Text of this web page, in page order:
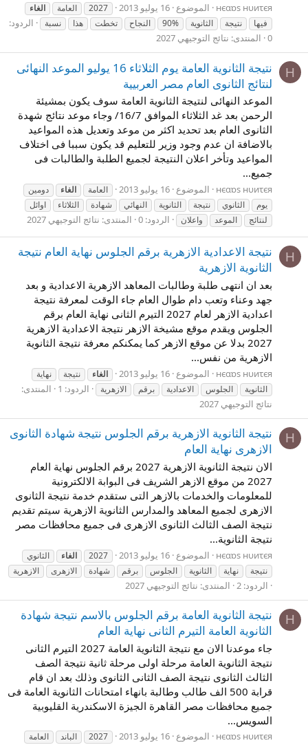
нєαɒs нυиτєя الموضوع 16 يوليو 2013 2027 العامة
الغاء
فيها
نتيجة الثانوية 90% النجاح تخطت هذا نسبة
الردود:
0 المنتدى: نتائج التوجيهي 2027
Н
نتيجة الثانوية العامة يوم الثلاثاء 16 يوليو الموعد النهائى
لنتائج الثانوى العام مصر العربيية
الموعد النهائى لنتيجة الثانوية العامة سوف يكون بمشيئة
الرحمن بعد غد الثلاثاء الموافق 16/7/ وجاء موعد نتائج شهدة
الثانوى العام بعد تحديد اكثر من موعد وتعديل هذه المواعيد
بالاضافة ان عدم وجود وزير للتعليم قد يكون سببا فى اختلاف
المواعيد وتأخر اعلان النتيجة لجميع الطلبة والطالبات فى
جميع...
нєαɒs нυиτєя الموضوع 16 يوليو 2013 العامة الغاء
دومين
يوم
الثانوي نتيجة الثانوية النهائي شهادة الثلاثاء
اوائل
لنتائج
الموعد واعلان الردود: 0 المنتدى: نتائج التوجيهي 2027
Н
نتيجة الاعدادية الازهرية برقم الجلوس نهاية العام نتيجة
الثانوية الازهرية
بعد ان انتهى طلبة وطالبات المعاهد الازهرية الاعدادية و بعد
جهد وعناء وتعب دام طوال العام جاء الوقت لمعرفة نتيجة
اعدادية الازهر لعام 2027 التيرم الثانى نهاية العام برقم
الجلوس ويقدم موقع مشيخة الازهر نتيجة الاعدادية الازهرية
2027 بدلا عن موقع الازهر كما يمكنكم معرفة نتيجة الثانوية
الازهرية من نفس...
нєαɒs нυиτєя الموضوع 16 يوليو 2013 الغاء نتيجة
نهاية
الثانوية
الجلوس الاعدادية برقم الازهرية الردود: 1
المنتدى:
نتائج التوجيهي 2027
Н
نتيجة الثانوية الازهرية برقم الجلوس نتيجة شهادة الثانوى
الازهرى نهاية العام
الان نتيجة الثانوية الازهرية 2027 برقم الجلوس نهاية العام
2027 من موقع الازهر الشريف فى البوابة الالكترونية
للمعلومات والخدمات بالازهر التى ستقدم خدمة نتيجة الثانوى
الازهرى لجميع المعاهد والمدارس الثانوية الازهرية سيتم تقديم
نتيجة الصف الثالث الثانوى الازهرى فى جميع محافظات مصر
نتيجة الثانوية...
нєαɒs нυиτєя الموضوع 16 يوليو 2013 2027 الغاء
الثانوي
نتيجة
نهاية الثانوية الجلوس برقم شهادة الازهرى الازهرية
الردود: 2 المنتدى: نتائج التوجيهي 2027
Н
نتيجة الثانوية العامة برقم الجلوس بالاسم نتيجة شهادة
الثانوية العامة التيرم الثانى نهاية العام
جاء موعدنا الان مع نتيجة الثانوية العامة 2027 التيرم الثانى
نتيجة الثانوية العامة مرحلة اولى مرحلة ثانية نتيجة الصف
الثالث الثانوى نتيجة الصف الثانى الثانوى وذلك بعد ان قام
قرابة 500 الف طالب وطالبة بانهاء امتحانات الثانوية العامة فى
جميع محافظات مصر القاهرة الجيزة الاسكندرية القليوبية
السويس...
нєαɒs нυиτєя الموضوع 16 يوليو 2013 2027 الباند
العامة